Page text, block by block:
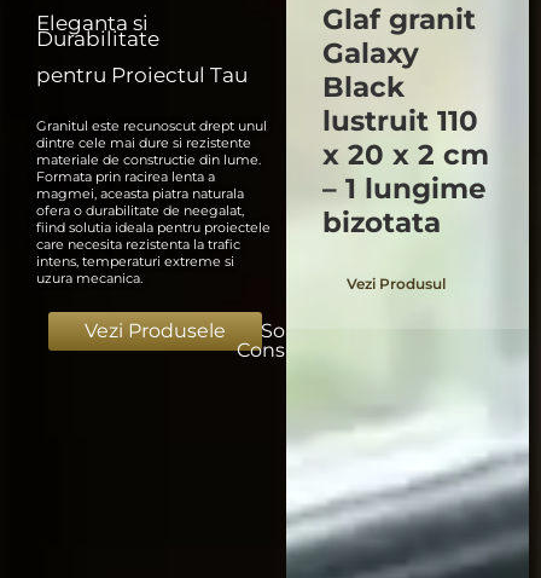
Eleganta si
Durabilitate
pentru Proiectul Tau
Granitul este recunoscut drept unul
dintre cele mai dure si rezistente
materiale de constructie din lume.
Formata prin racirea lenta a
magmei, aceasta piatra naturala
ofera o durabilitate de neegalat,
fiind solutia ideala pentru proiectele
care necesita rezistenta la trafic
intens, temperaturi extreme si
uzura mecanica.
Vezi Produsele
Solicita
Consultanta
Glaf granit
Steel Grey
periat 100 x
20 x 2 cm –
1 lungime
bizotata